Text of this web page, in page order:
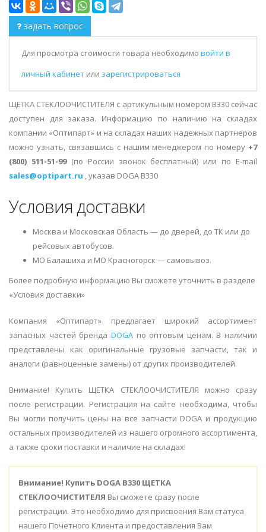
задать вопрос
Для просмотра стоимости товара необходимо войти в
личный кабинет или зарегистрироваться
ЩЕТКА СТЕКЛООЧИСТИТЕЛЯ с артикульным номером B330 сейчас
доступен для заказа. Информацию по наличию на складах
компании «Оптипарт» и на складах наших надежных партнеров
можно узнать, связавшись с нашим менеджером по номеру +7
(800) 511-51-99(по России звонок бесплатный) или по E-mail
sales@optipart.ru , указав DOGA B330
Условия доставки
Москва и Московская Область — до дверей, до ТК или до
рейсовых автобусов.
МО Балашиха и МО Красногорск — самовывоз.
Более подробную информацию Вы сможете уточнить в разделе
«Условия доставки»
Компания «Оптипарт» предлагает широкий ассортимент
запасных частей бренда DOGAпо оптовым ценам. В наличии
представлены как оригинальные грузовые запчасти, так и
аналоги (равноценные замены) от других производителей.
Внимание! Купить ЩЕТКА СТЕКЛООЧИСТИТЕЛЯ можно сразу
после регистрации. Регистрация на сайте необходима, чтобы
Вы могли получить цены на все запчасти DOGA и продукцию
остальных производителей из нашего огромного ассортимента,
а также сроки поставки и наличие на складах!
Внимание! Купить DOGA B330 ЩЕТКА
СТЕКЛООЧИСТИТЕЛЯ Вы сможете сразу после
регистрации. Это необходимо для присвоения Вам статуса
нашего Почетного Клиента и предоставления Вам